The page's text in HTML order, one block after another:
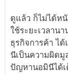
ดูแล้ว ก็ไม่ได้ห
ใช้ระยะเวลาน
ธุรกิจการค้า ไ
นีเป็นความผิดมู
ปัญหานอมินีได้